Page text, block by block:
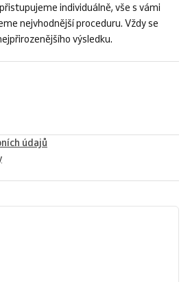
individuálně, vše s vámi
nejvhodnější proceduru. Vždy se
výsledku.
údajů